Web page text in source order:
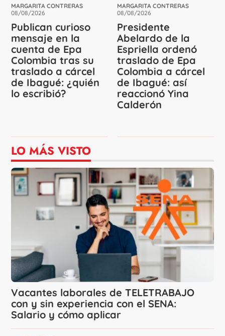
MARGARITA CONTRERAS
08/08/2026
Publican curioso
mensaje en la
cuenta de Epa
Colombia tras su
traslado a cárcel
de Ibagué: ¿quién
lo escribió?
MARGARITA CONTRERAS
08/08/2026
Presidente
Abelardo de la
Espriella ordenó
traslado de Epa
Colombia a cárcel
de Ibagué: así
reaccionó Yina
Calderón
LO MÁS VISTO
Vacantes laborales de TELETRABAJO
con y sin experiencia con el SENA:
Salario y cómo aplicar